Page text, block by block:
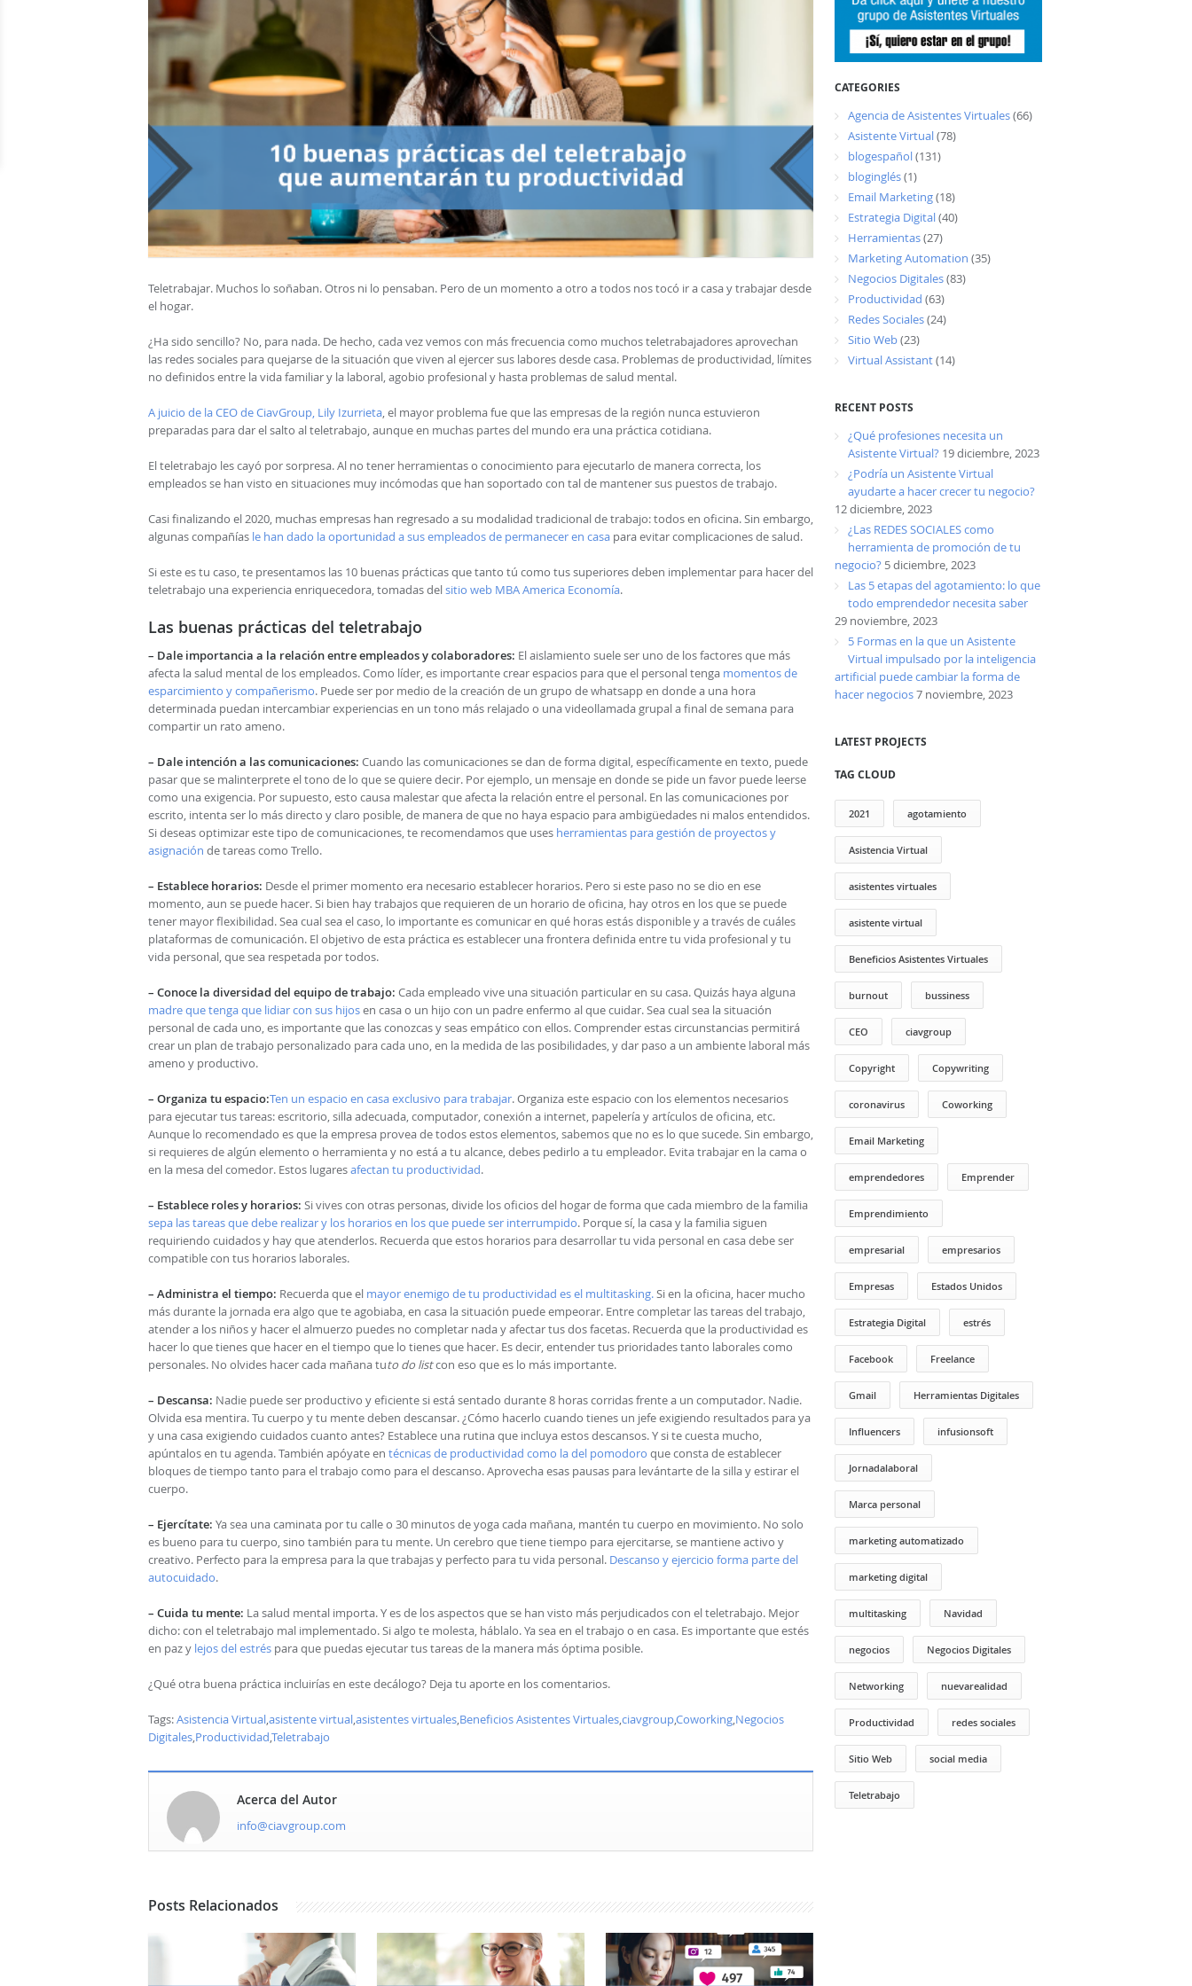
Teletrabajar. Muchos lo soñaban. Otros ni lo pensaban. Pero de un momento a otro a todos nos tocó ir a casa y trabajar desde
el hogar.
¿Ha sido sencillo? No, para nada. De hecho, cada vez vemos con más frecuencia como muchos teletrabajadores aprovechan
las redes sociales para quejarse de la situación que viven al ejercer sus labores desde casa. Problemas de productividad, límites
no definidos entre la vida familiar y la laboral, agobio profesional y hasta problemas de salud mental.
A juicio de la CEO de CiavGroup, Lily Izurrieta, el mayor problema fue que las empresas de la región nunca estuvieron
preparadas para dar el salto al teletrabajo, aunque en muchas partes del mundo era una práctica cotidiana.
El teletrabajo les cayó por sorpresa. Al no tener herramientas o conocimiento para ejecutarlo de manera correcta, los
empleados se han visto en situaciones muy incómodas que han soportado con tal de mantener sus puestos de trabajo.
Casi finalizando el 2020, muchas empresas han regresado a su modalidad tradicional de trabajo: todos en oficina. Sin embargo,
algunas compañías le han dado la oportunidad a sus empleados de permanecer en casa para evitar complicaciones de salud.
Si este es tu caso, te presentamos las 10 buenas prácticas que tanto tú como tus superiores deben implementar para hacer del
teletrabajo una experiencia enriquecedora, tomadas delsitio web MBA America Economía.
Las buenas prácticas del teletrabajo
– Dale importancia a la relación entre empleados y colaboradores: El aislamiento suele ser uno de los factores que más
afecta la salud mental de los empleados. Como líder, es importante crear espacios para que el personal tenga momentos de
esparcimiento y compañerismo. Puede ser por medio de la creación de un grupo de whatsapp en donde a una hora
determinada puedan intercambiar experiencias en un tono más relajado o una videollamada grupal a final de semana para
compartir un rato ameno.
– Dale intención a las comunicaciones: Cuando las comunicaciones se dan de forma digital, específicamente en texto, puede
pasar que se malinterprete el tono de lo que se quiere decir. Por ejemplo, un mensaje en donde se pide un favor puede leerse
como una exigencia. Por supuesto, esto causa malestar que afecta la relación entre el personal. En las comunicaciones por
escrito, intenta ser lo más directo y claro posible, de manera de que no haya espacio para ambigüedades ni malos entendidos.
Si deseas optimizar este tipo de comunicaciones, te recomendamos que uses herramientas para gestión de proyectos y
asignación de tareas como Trello.
– Establece horarios: Desde el primer momento era necesario establecer horarios. Pero si este paso no se dio en ese
momento, aun se puede hacer. Si bien hay trabajos que requieren de un horario de oficina, hay otros en los que se puede
tener mayor flexibilidad. Sea cual sea el caso, lo importante es comunicar en qué horas estás disponible y a través de cuáles
plataformas de comunicación. El objetivo de esta práctica es establecer una frontera definida entre tu vida profesional y tu
vida personal, que sea respetada por todos.
– Conoce la diversidad del equipo de trabajo: Cada empleado vive una situación particular en su casa. Quizás haya alguna
madre que tenga que lidiar con sus hijosen casa o un hijo con un padre enfermo al que cuidar. Sea cual sea la situación
personal de cada uno, es importante que las conozcas y seas empático con ellos. Comprender estas circunstancias permitirá
crear un plan de trabajo personalizado para cada uno, en la medida de las posibilidades, y dar paso a un ambiente laboral más
ameno y productivo.
– Organiza tu espacio:Ten un espacio en casa exclusivo para trabajar. Organiza este espacio con los elementos necesarios
para ejecutar tus tareas: escritorio, silla adecuada, computador, conexión a internet, papelería y artículos de oficina, etc.
Aunque lo recomendado es que la empresa provea de todos estos elementos, sabemos que no es lo que sucede. Sin embargo,
si requieres de algún elemento o herramienta y no está a tu alcance, debes pedirlo a tu empleador. Evita trabajar en la cama o
en la mesa del comedor. Estos lugaresafectan tu productividad.
– Establece roles y horarios: Si vives con otras personas, divide los oficios del hogar de forma que cada miembro de la familia
sepa las tareas que debe realizar y los horarios en los que puede ser interrumpido. Porque sí, la casa y la familia siguen
requiriendo cuidados y hay que atenderlos. Recuerda que estos horarios para desarrollar tu vida personal en casa debe ser
compatible con tus horarios laborales.
– Administra el tiempo: Recuerda que el mayor enemigo de tu productividad es el multitasking.Si en la oficina, hacer mucho
más durante la jornada era algo que te agobiaba, en casa la situación puede empeorar. Entre completar las tareas del trabajo,
atender a los niños y hacer el almuerzo puedes no completar nada y afectar tus dos facetas. Recuerda que la productividad es
hacer lo que tienes que hacer en el tiempo que lo tienes que hacer. Es decir, entender tus prioridades tanto laborales como
personales. No olvides hacer cada mañana tuto do listcon eso que es lo más importante.
– Descansa: Nadie puede ser productivo y eficiente si está sentado durante 8 horas corridas frente a un computador. Nadie.
Olvida esa mentira. Tu cuerpo y tu mente deben descansar. ¿Cómo hacerlo cuando tienes un jefe exigiendo resultados para ya
y una casa exigiendo cuidados cuanto antes? Establece una rutina que incluya estos descansos. Y si te cuesta mucho,
apúntalos en tu agenda. También apóyate en técnicas de productividad como la del pomodoro que consta de establecer
bloques de tiempo tanto para el trabajo como para el descanso. Aprovecha esas pausas para levántarte de la silla y estirar el
cuerpo.
– Ejercítate: Ya sea una caminata por tu calle o 30 minutos de yoga cada mañana, mantén tu cuerpo en movimiento. No solo
es bueno para tu cuerpo, sino también para tu mente. Un cerebro que tiene tiempo para ejercitarse, se mantiene activo y
creativo. Perfecto para la empresa para la que trabajas y perfecto para tu vida personal. Descanso y ejercicio forma parte del
autocuidado.
– Cuida tu mente: La salud mental importa. Y es de los aspectos que se han visto más perjudicados con el teletrabajo. Mejor
dicho: con el teletrabajo mal implementado. Si algo te molesta, háblalo. Ya sea en el trabajo o en casa. Es importante que estés
en paz y lejos del estrés para que puedas ejecutar tus tareas de la manera más óptima posible.
¿Qué otra buena práctica incluirías en este decálogo? Deja tu aporte en los comentarios.
Tags:Asistencia Virtual,asistente virtual,asistentes virtuales,Beneficios Asistentes Virtuales,ciavgroup,Coworking,Negocios
Digitales,Productividad,Teletrabajo
Acerca del Autor
info@ciavgroup.com
Posts Relacionados
CATEGORIES
Agencia de Asistentes Virtuales(66)
Asistente Virtual(78)
blogespañol(131)
bloginglés(1)
Email Marketing(18)
Estrategia Digital(40)
Herramientas(27)
Marketing Automation (35)
Negocios Digitales(83)
Productividad (63)
Redes Sociales(24)
Sitio Web(23)
Virtual Assistant(14)
RECENT POSTS
¿Qué profesiones necesita un
Asistente Virtual? 19 diciembre, 2023
¿Podría un Asistente Virtual
ayudarte a hacer crecer tu negocio?
12 diciembre, 2023
¿Las REDES SOCIALES como
herramienta de promoción de tu
negocio? 5 diciembre, 2023
Las 5 etapas del agotamiento: lo que
todo emprendedor necesita saber
29 noviembre, 2023
5 Formas en la que un Asistente
Virtual impulsado por la inteligencia
artificial puede cambiar la forma de
hacer negocios7 noviembre, 2023
LATEST PROJECTS
TAG CLOUD
2021 agotamiento
Asistencia Virtual
asistentes virtuales
asistente virtual
Beneficios Asistentes Virtuales
burnout bussiness
CEO ciavgroup
Copyright Copywriting
coronavirus Coworking
Email Marketing
emprendedores Emprender
Emprendimiento
empresarial empresarios
Empresas Estados Unidos
Estrategia Digital estrés
Facebook Freelance
Gmail Herramientas Digitales
Influencers infusionsoft
Jornadalaboral
Marca personal
marketing automatizado
marketing digital
multitasking Navidad
negocios Negocios Digitales
Networking nuevarealidad
Productividad redes sociales
Sitio Web social media
Teletrabajo